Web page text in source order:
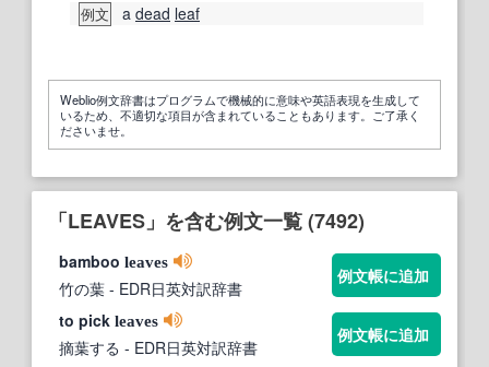
例文 a dead leaf
Weblio例文辞書はプログラムで機械的に意味や英語表現を生成して
いるため、不適切な項目が含まれていることもあります。ご了承く
ださいませ。
「LEAVES」を含む例文一覧 (7492)
bamboo leaves
竹の葉 - EDR日英対訳辞書
例文帳に追加
to pick leaves
摘葉する - EDR日英対訳辞書
例文帳に追加